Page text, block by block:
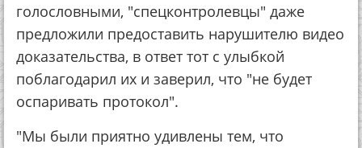
голословными, "спецконтролевцы" даже
предложили предоставить нарушителю видео
доказательства, в ответ тот с улыбкой
поблагодарил их и заверил, что "не будет
оспаривать протокол".
"Мы были приятно удивлены тем, что